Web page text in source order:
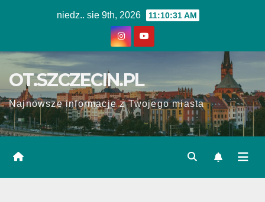
niedz.. sie 9th, 2026 11:10:32 AM
OT.SZCZECIN.PL
Najnowsze informacje z Twojego miasta